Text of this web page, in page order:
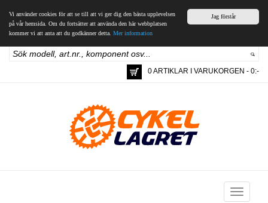
Jag förstår
Vi använder cookies för att se till att vi ger dig den bästa upplevelsen
på vår hemsida. Om du fortsätter att använda den här webbplatsen
kommer vi att anta att du godkänner detta. Mer information
0 ARTIKLAR I VARUKORGEN - 0:-
Toggle